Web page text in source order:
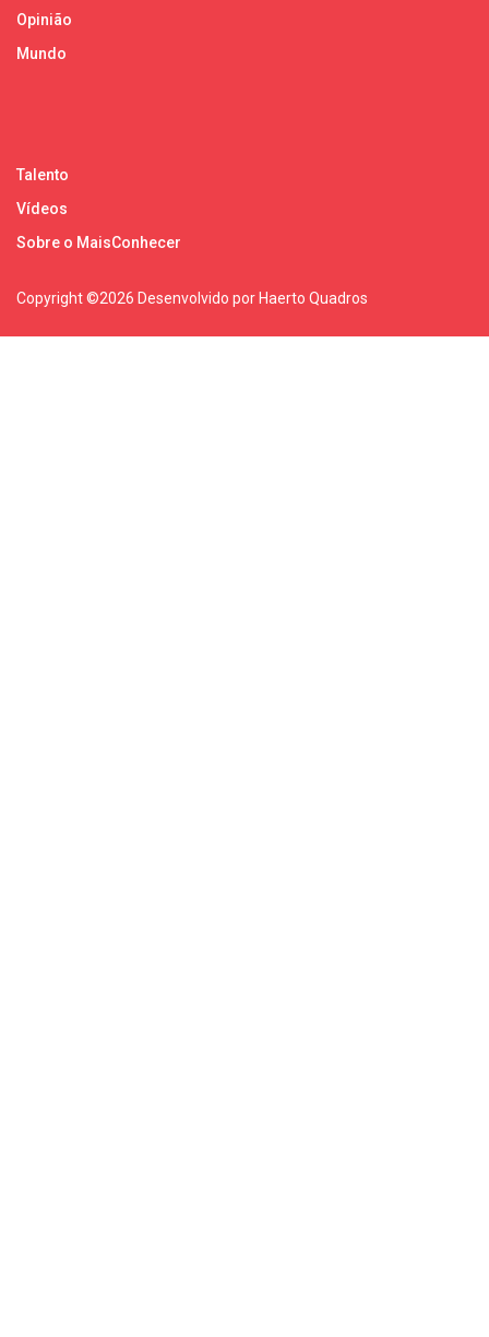
Opinião
Mundo
Talento
Vídeos
Sobre o MaisConhecer
Copyright ©2026 Desenvolvido por Haerto Quadros